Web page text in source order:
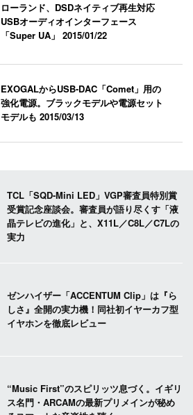
ローランド、DSDネイティブ再生対応
USBオーディオインターフェース
「Super UA」2015/01/22
EXOGALからUSB-DAC「Comet」用の
強化電源。ブラックモデルや電源セット
モデルも2015/03/13
TCL「SQD-Mini LED」VGP審査員特別賞
受賞記念座談会。審査員が語り尽くす「液
晶テレビの進化」と、X11L／C8L／C7Lの
実力
ゼンハイザー「ACCENTUM Clip」は『ら
しさ』全開の実力機！同社初イヤーカフ型
イヤホンを徹底レビュー
“Music First”のスピリッツ息づく。イギリ
ス名門・ARCAMの最新プリメインが秘め